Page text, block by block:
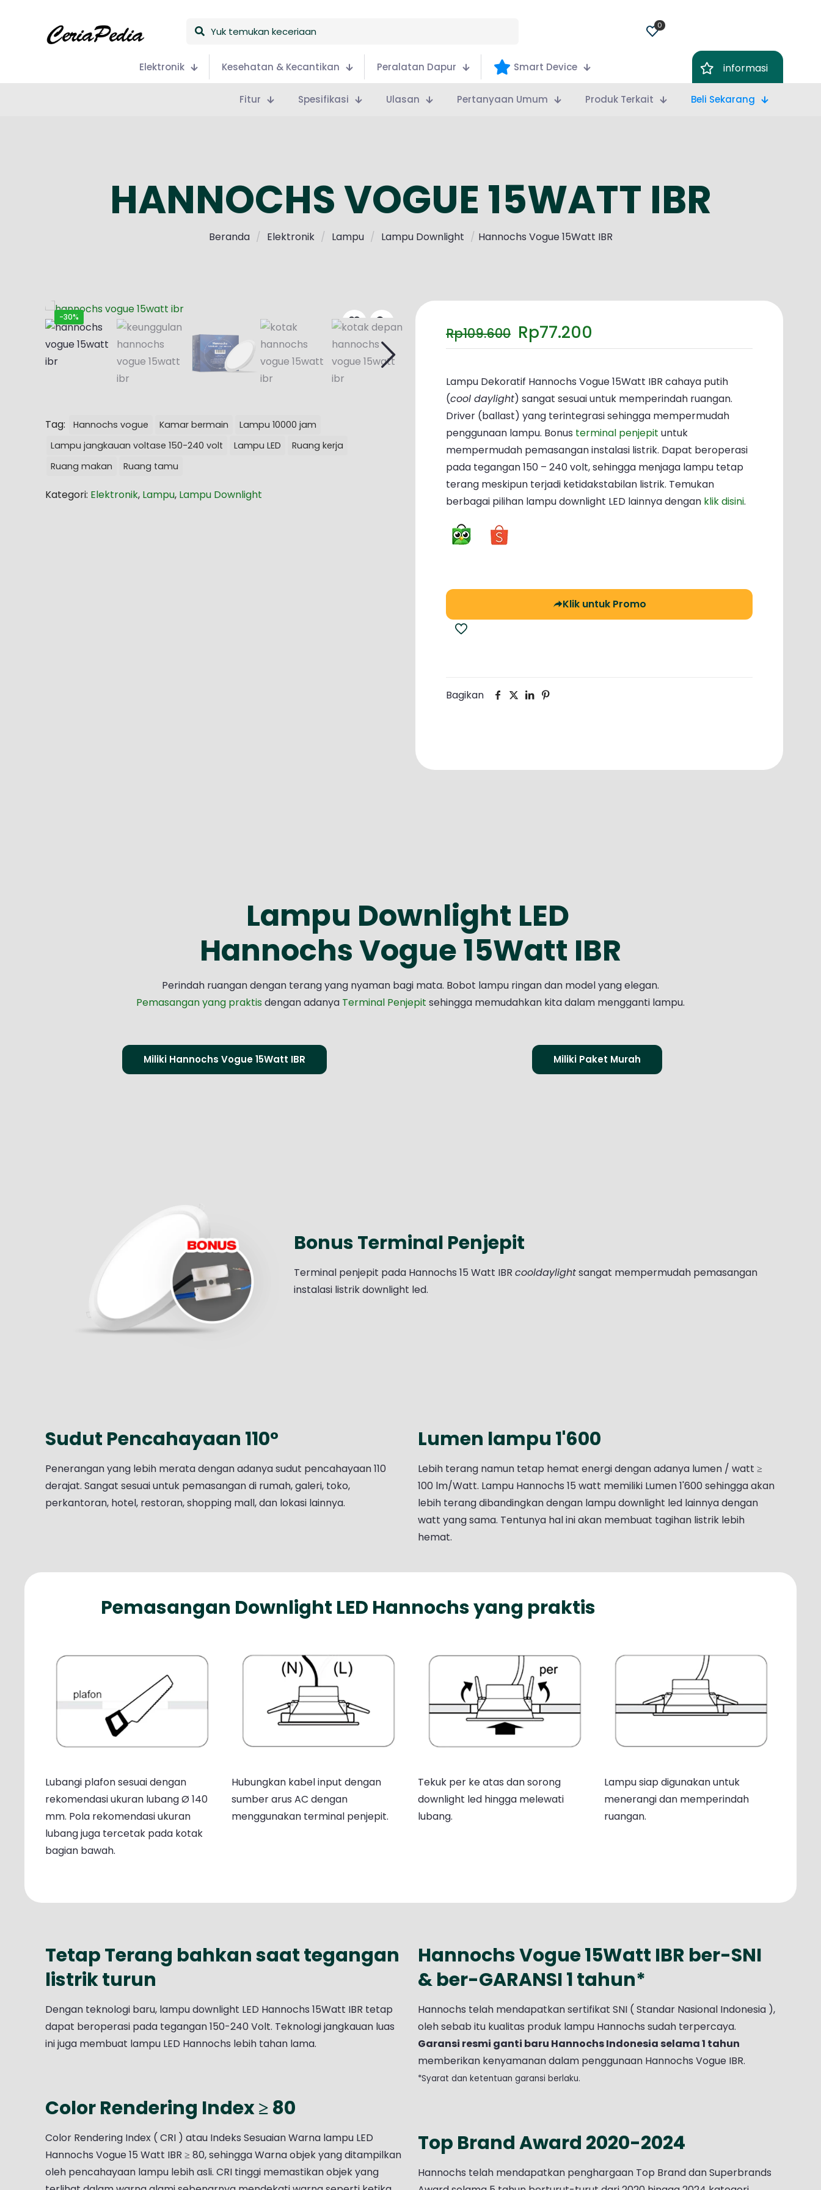
Yuk
keceriaan
0
Elektronik Kesehatan & Kecantikan Peralatan Dapur Smart Device informasi
Fitur Spesifikasi Ulasan Pertanyaan Umum Produk Terkait Beli Sekarang
HANNOCHS VOGUE 15WATT IBR
Beranda / Elektronik / Lampu / Lampu Downlight / Hannochs Vogue 15Watt IBR
-30%
Tag: Hannochs vogue Kamar bermain
Lampu 10000 jam
Lampu jangkauan voltase 150-240 volt
Lampu LED
Ruang kerja
Ruang makan
Ruang tamu
Kategori: Elektronik, Lampu, Lampu Downlight
Rp109.600 Harga
aslinya
Rp109.600.
Rp77.200
saat
adalah:
Rp77.200.
Lampu Dekoratif Hannochs Vogue 15Watt IBR cahaya putih
(cool daylight) sangat sesuai untuk memperindah ruangan.
Driver (ballast) yang terintegrasi sehingga mempermudah
penggunaan lampu. Bonus terminal penjepit untuk
mempermudah pemasangan instalasi listrik. Dapat beroperasi
pada tegangan 150 – 240 volt, sehingga menjaga lampu tetap
terang meskipun terjadi ketidakstabilan listrik. Temukan
berbagai pilihan lampu downlight LED lainnya dengan klik disini.
Klik untuk Promo
Bagikan
Lampu Downlight LED
Hannochs Vogue 15Watt IBR
Perindah ruangan dengan terang yang nyaman bagi mata. Bobot lampu ringan dan model yang elegan.
Pemasangan yang praktis dengan adanya Terminal Penjepit sehingga memudahkan kita dalam mengganti lampu.
Miliki Hannochs Vogue 15Watt IBR Miliki Paket Murah
Bonus Terminal Penjepit
Terminal penjepit pada Hannochs 15 Watt IBR cooldaylightsangat mempermudah pemasangan
instalasi listrik downlight led.
Sudut Pencahayaan 110°
Penerangan yang lebih merata dengan adanya sudut pencahayaan 110
derajat. Sangat sesuai untuk pemasangan di rumah, galeri, toko,
perkantoran, hotel, restoran, shopping mall, dan lokasi lainnya.
Lumen lampu 1'600
Lebih terang namun tetap hemat energi dengan adanya lumen / watt ≥
100 lm/Watt. Lampu Hannochs 15 watt memiliki Lumen 1'600 sehingga akan
lebih terang dibandingkan dengan lampu downlight led lainnya dengan
watt yang sama. Tentunya hal ini akan membuat tagihan listrik lebih
hemat.
Pemasangan Downlight LED Hannochs yang praktis
Lubangi plafon sesuai dengan
rekomendasi ukuran lubang Ø 140
mm. Pola rekomendasi ukuran
lubang juga tercetak pada kotak
bagian bawah.
Hubungkan kabel input dengan
sumber arus AC dengan
menggunakan terminal penjepit.
Tekuk per ke atas dan sorong
downlight led hingga melewati
lubang.
Lampu siap digunakan untuk
menerangi dan memperindah
ruangan.
Tetap Terang bahkan saat tegangan
listrik turun
Dengan teknologi baru, lampu downlight LED Hannochs 15Watt IBR tetap
dapat beroperasi pada tegangan 150-240 Volt. Teknologi jangkauan luas
ini juga membuat lampu LED Hannochs lebih tahan lama.
Color Rendering Index ≥ 80
Color Rendering Index ( CRI ) atau Indeks Sesuaian Warna lampu LED
Hannochs Vogue 15 Watt IBR ≥ 80, sehingga Warna objek yang ditampilkan
oleh pencahayaan lampu lebih asli. CRI tinggi memastikan objek yang
Hannochs Vogue 15Watt IBR ber-SNI
& ber-GARANSI 1 tahun*
Hannochs telah mendapatkan sertifikat SNI ( Standar Nasional Indonesia ),
oleh sebab itu kualitas produk lampu Hannochs sudah terpercaya.
Garansi resmi ganti baru Hannochs Indonesia selama 1 tahun
memberikan kenyamanan dalam penggunaan Hannochs Vogue IBR.
*Syarat dan ketentuan garansi berlaku.
Top Brand Award 2020-2024
Hannochs telah mendapatkan penghargaan Top Brand dan Superbrands